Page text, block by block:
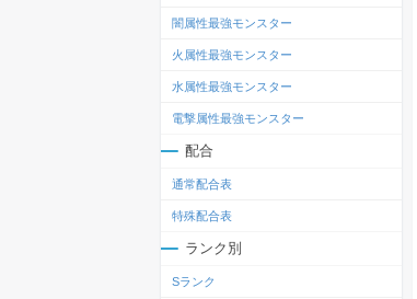
闇属性最強モンスター
火属性最強モンスター
水属性最強モンスター
電撃属性最強モンスター
配合
通常配合表
特殊配合表
ランク別
Sランク